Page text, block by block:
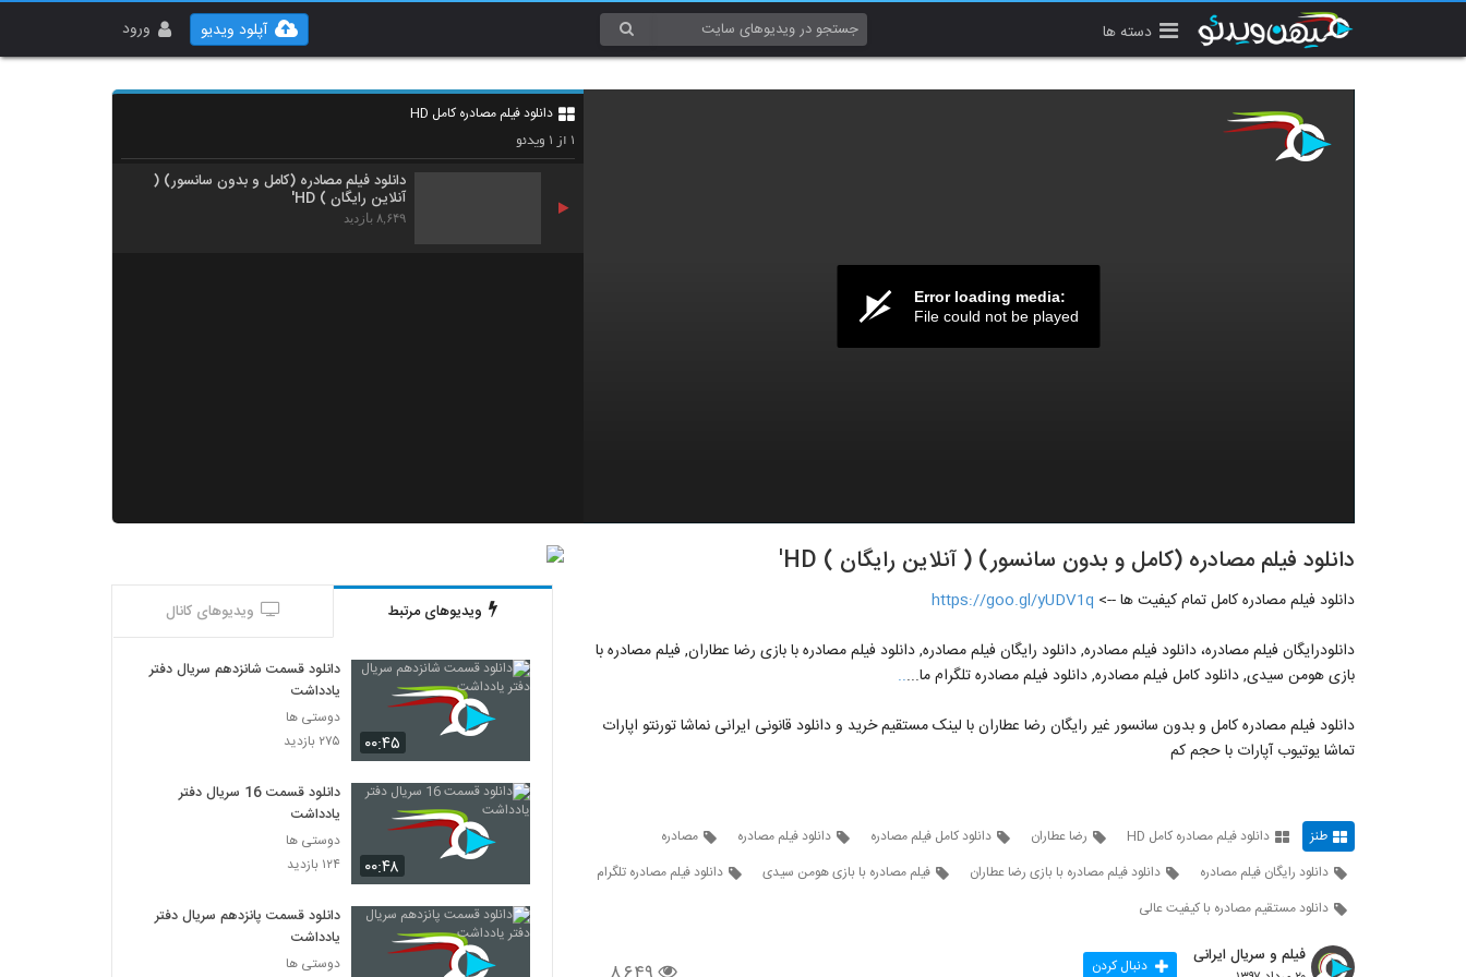
دسته ها ورود آپلود ویدیو
Error loading media:
File could not be played
دانلود فیلم مصادره کامل HD
۱ از ۱ ویدئو
دانلود فیلم مصادره (کامل و بدون سانسور) (
آنلاین رایگان ) HD'
۸,۶۴۹ بازدید
دانلود فیلم مصادره (کامل و بدون سانسور) ( آنلاین رایگان ) HD'
دانلود فیلم مصادره کامل تمام کیفیت ها --> https://goo.gl/yUDV1q
دانلودرایگان فیلم مصادره، دانلود فیلم مصادره, دانلود رایگان فیلم مصادره, دانلود فیلم مصادره با بازی رضا عطاران, فیلم مصادره با
بازی هومن سیدی, دانلود کامل فیلم مصادره, دانلود فیلم مصادره تلگرام ما....
.
دانلود فیلم مصادره کامل و بدون سانسور غیر رایگان رضا عطاران با لینک مستقیم خرید و دانلود قانونی ایرانی نماشا تورنتو اپارات
تماشا یوتیوب آپارات با حجم کم
طنز دانلود فیلم مصادره کامل HD رضا عطاران دانلود کامل فیلم مصادره دانلود فیلم مصادره
مصادره
دانلود رایگان فیلم مصادره
دانلود فیلم مصادره با بازی رضا عطاران فیلم مصادره با بازی هومن سیدی
دانلود فیلم مصادره تلگرام
دانلود مستقیم مصادره با کیفیت عالی
فیلم و سریال ایرانی دنبال کردن
ویدیوهای مرتبط ویدیوهای کانال
۰۰:۴۵
دانلود قسمت شانزدهم سریال دفتر
یادداشت
دوستی ها
۲۷۵ بازدید
۰۰:۴۸
دانلود قسمت 16 سریال دفتر
یادداشت
دوستی ها
۱۲۴ بازدید
دانلود قسمت پانزدهم سریال دفتر
یادداشت
دوستی ها